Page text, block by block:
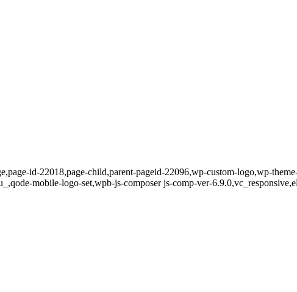
id-22018,page-child,parent-pageid-22096,wp-custom-logo,wp-
mobile-logo-set,wpb-js-composer js-comp-ver-